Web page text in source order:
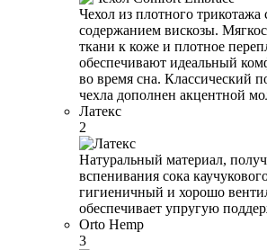
Чехол из плотного
содержанием вискозы.
ткани к коже и плотное
обеспечивают идеальный
во время сна. Классический
чехла дополнен акцентной
Латекс
2
Натуральный материал,
вспенивания сока
гигиеничный и хорошо
обеспечивает упругую
Orto Hemp
3